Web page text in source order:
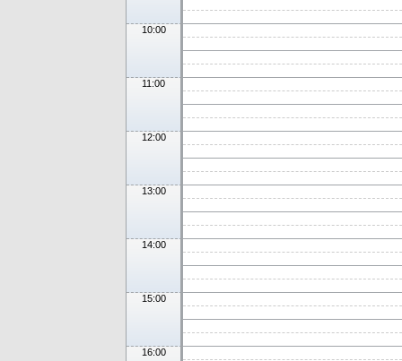
10:00
11:00
12:00
13:00
14:00
15:00
16:00